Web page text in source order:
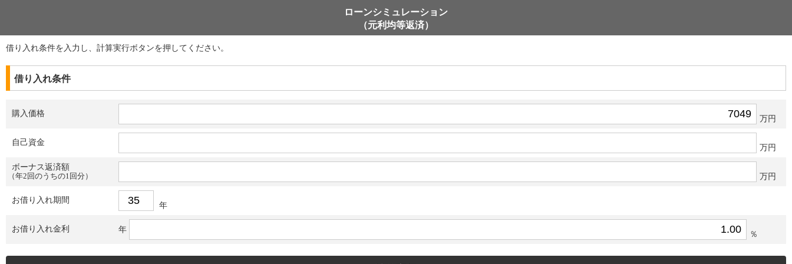
ローンシミュレーション
（元利均等返済）
借り入れ条件を入力し、計算実行ボタンを押してください。
借り入れ条件
購入価格
万円
自己資金
万円
ボーナス返済額
（年2回のうちの1回分）
万円
お借り入れ期間
年
お借り入れ金利 年
％